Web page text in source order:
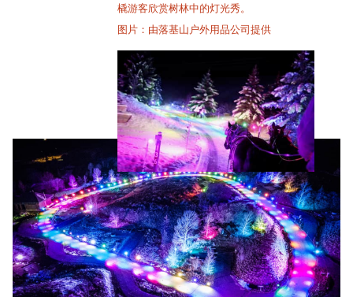
橇游客欣赏树林中的灯光秀。
图片：由落基山户外用品公司提供